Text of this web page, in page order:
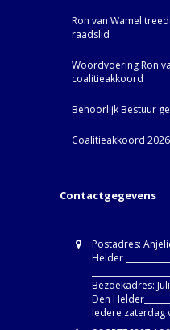
Ron van Wamel
raadslid
Woordvoering Ron
coalitieakkoord
Behoorlijk Bestuur
Coalitieakkoord
Contactgegevens
Postadres:
Helder
Bezoekadres:
Den
Iedere zaterdag